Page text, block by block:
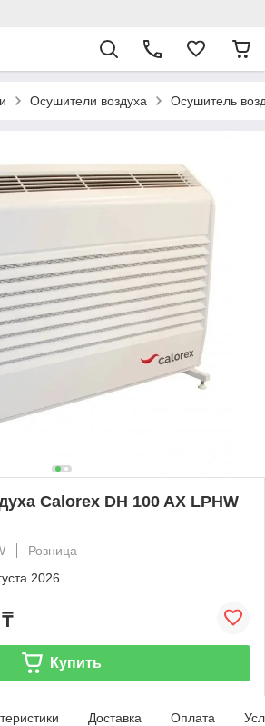
Осушители воздуха Осушитель
Calorex DH 100 AX LPHW
Розница
2026
₸
Купить
Доставка Оплата